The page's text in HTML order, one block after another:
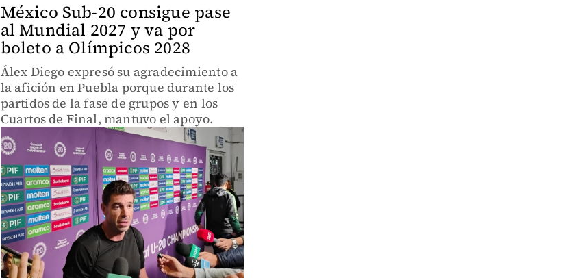
México Sub-20 consigue pase
al Mundial 2027 y va por
boleto a Olímpicos 2028
Álex Diego expresó su agradecimiento a
la afición en Puebla porque durante los
partidos de la fase de grupos y en los
Cuartos de Final, mantuvo el apoyo.